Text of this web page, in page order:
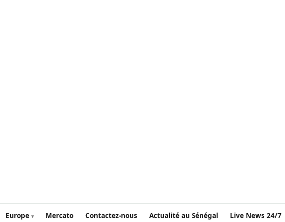
Europe Mercato Contactez-nous Actualité au Sénégal Live News 24/7